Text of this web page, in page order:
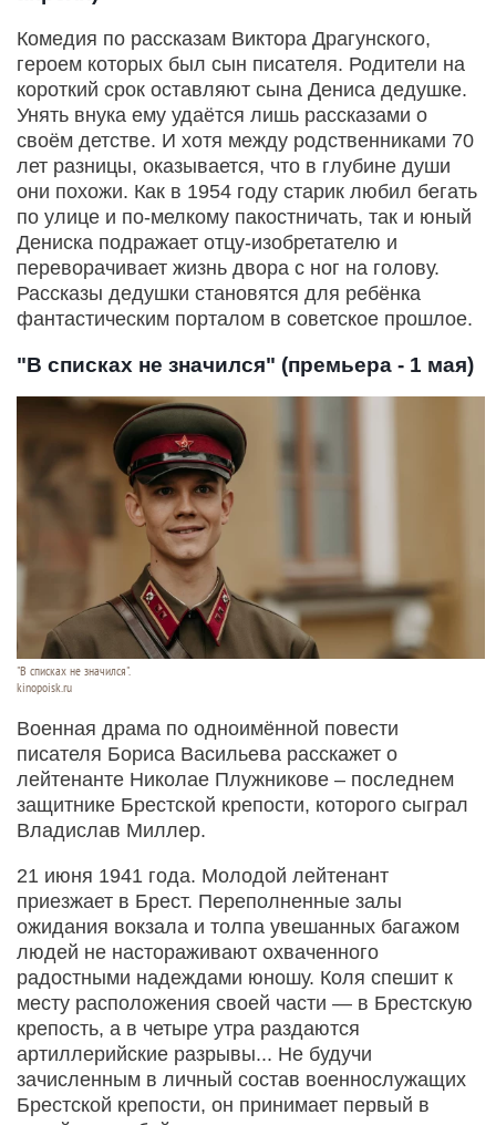
Комедия по рассказам Виктора Драгунского,
героем которых был сын писателя. Родители на
короткий срок оставляют сына Дениса дедушке.
Унять внука ему удаётся лишь рассказами о
своём детстве. И хотя между родственниками 70
лет разницы, оказывается, что в глубине души
они похожи. Как в 1954 году старик любил бегать
по улице и по-мелкому пакостничать, так и юный
Дениска подражает отцу-изобретателю и
переворачивает жизнь двора с ног на голову.
Рассказы дедушки становятся для ребёнка
фантастическим порталом в советское прошлое.
"В списках не значился" (премьера - 1 мая)
"В списках не значился".
kinopoisk.ru
Военная драма по одноимённой повести
писателя Бориса Васильева расскажет о
лейтенанте Николае Плужникове – последнем
защитнике Брестской крепости, которого сыграл
Владислав Миллер.
21 июня 1941 года. Молодой лейтенант
приезжает в Брест. Переполненные залы
ожидания вокзала и толпа увешанных багажом
людей не настораживают охваченного
радостными надеждами юношу. Коля спешит к
месту расположения своей части — в Брестскую
крепость, а в четыре утра раздаются
артиллерийские разрывы... Не будучи
зачисленным в личный состав военнослужащих
Брестской крепости, он принимает первый в